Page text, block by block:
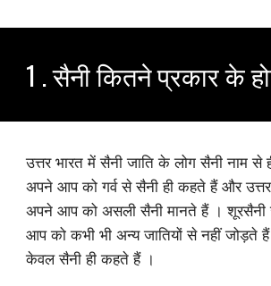
1 . सैनी कितने प्रकार के
उत्तर भारत में सैनी जाति के लोग सैनी नाम से
अपने आप को गर्व से सैनी ही कहते हैं और
अपने आप को असली सैनी मानते हैं । शूरसैनी
आप को कभी भी अन्य जातियों से नहीं
केवल सैनी ही कहते हैं ।